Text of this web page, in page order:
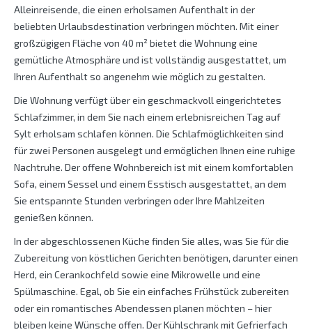
Alleinreisende, die einen erholsamen Aufenthalt in der
beliebten Urlaubsdestination verbringen möchten. Mit einer
großzügigen Fläche von 40 m² bietet die Wohnung eine
gemütliche Atmosphäre und ist vollständig ausgestattet, um
Ihren Aufenthalt so angenehm wie möglich zu gestalten.
Die Wohnung verfügt über ein geschmackvoll eingerichtetes
Schlafzimmer, in dem Sie nach einem erlebnisreichen Tag auf
Sylt erholsam schlafen können. Die Schlafmöglichkeiten sind
für zwei Personen ausgelegt und ermöglichen Ihnen eine ruhige
Nachtruhe. Der offene Wohnbereich ist mit einem komfortablen
Sofa, einem Sessel und einem Esstisch ausgestattet, an dem
Sie entspannte Stunden verbringen oder Ihre Mahlzeiten
genießen können.
In der abgeschlossenen Küche finden Sie alles, was Sie für die
Zubereitung von köstlichen Gerichten benötigen, darunter einen
Herd, ein Cerankochfeld sowie eine Mikrowelle und eine
Spülmaschine. Egal, ob Sie ein einfaches Frühstück zubereiten
oder ein romantisches Abendessen planen möchten – hier
bleiben keine Wünsche offen. Der Kühlschrank mit Gefrierfach